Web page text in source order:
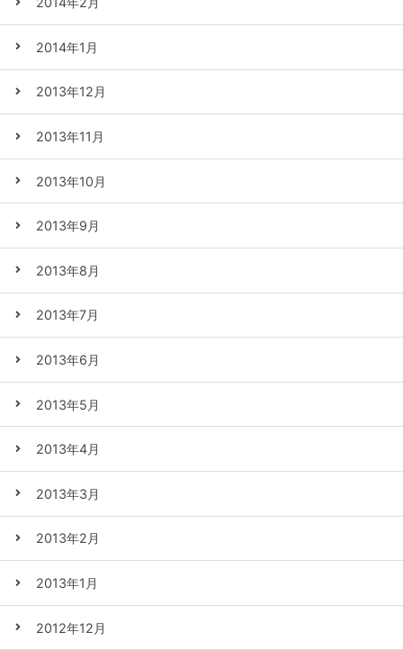
2014年1月
2013年12月
2013年11月
2013年10月
2013年9月
2013年8月
2013年7月
2013年6月
2013年5月
2013年4月
2013年3月
2013年2月
2013年1月
2012年12月